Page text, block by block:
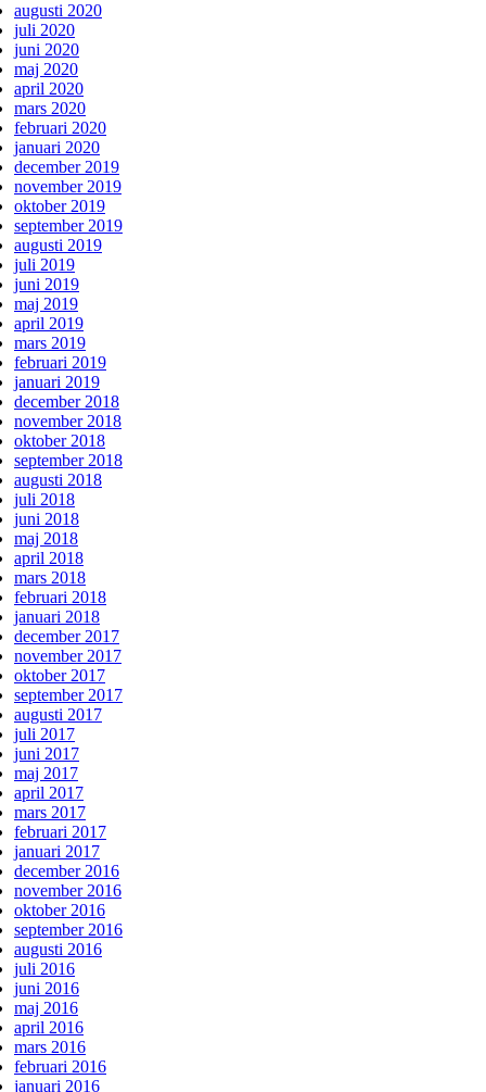
augusti 2020
juli 2020
juni 2020
maj 2020
april 2020
mars 2020
februari 2020
januari 2020
december 2019
november 2019
oktober 2019
september 2019
augusti 2019
juli 2019
juni 2019
maj 2019
april 2019
mars 2019
februari 2019
januari 2019
december 2018
november 2018
oktober 2018
september 2018
augusti 2018
juli 2018
juni 2018
maj 2018
april 2018
mars 2018
februari 2018
januari 2018
december 2017
november 2017
oktober 2017
september 2017
augusti 2017
juli 2017
juni 2017
maj 2017
april 2017
mars 2017
februari 2017
januari 2017
december 2016
november 2016
oktober 2016
september 2016
augusti 2016
juli 2016
juni 2016
maj 2016
april 2016
mars 2016
februari 2016
januari 2016